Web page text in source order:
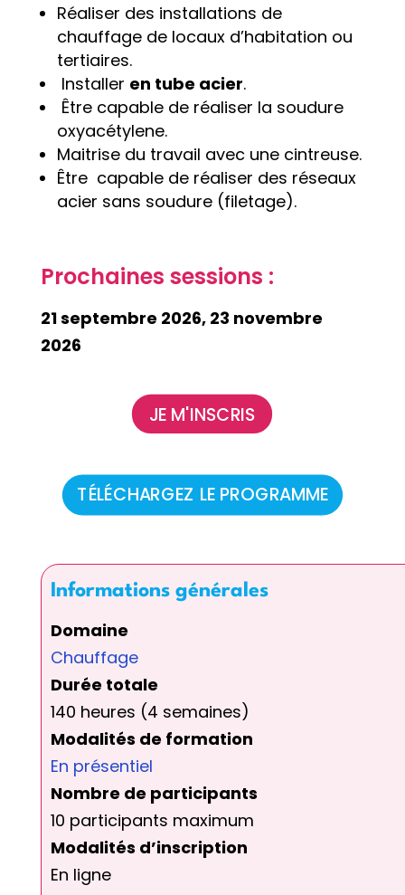
Réaliser des installations de
chauffage de locaux d’habitation ou
tertiaires.
Installer en tube acier.
Être capable de réaliser la soudure
oxyacétylene.
Maitrise du travail avec une cintreuse.
Être capable de réaliser des réseaux
acier sans soudure (filetage).
Prochaines sessions :
21 septembre 2026, 23 novembre
2026
JE M'INSCRIS
TÉLÉCHARGEZ LE PROGRAMME
Informations générales
Domaine
Chauffage
Durée totale
140 heures (4 semaines)
Modalités de formation
En présentiel
Nombre de participants
10 participants maximum
Modalités d’inscription
En ligne